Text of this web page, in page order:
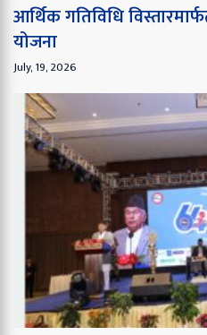
आर्थिक गतिविधि
योजना
July, 19, 2026